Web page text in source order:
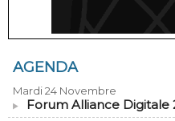
AGENDA
Mardi 24 Novembre
Forum Alliance Digitale